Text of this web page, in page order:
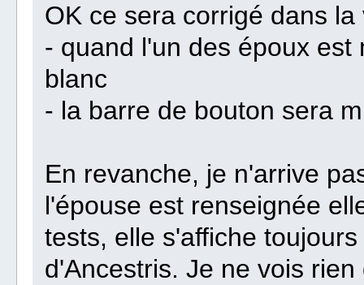
OK ce sera corrigé dans
- quand l'un des époux
blanc
- la barre de bouton sera
En revanche, je n'arrive
l'épouse est renseignée
tests, elle s'affiche
d'Ancestris. Je ne vois